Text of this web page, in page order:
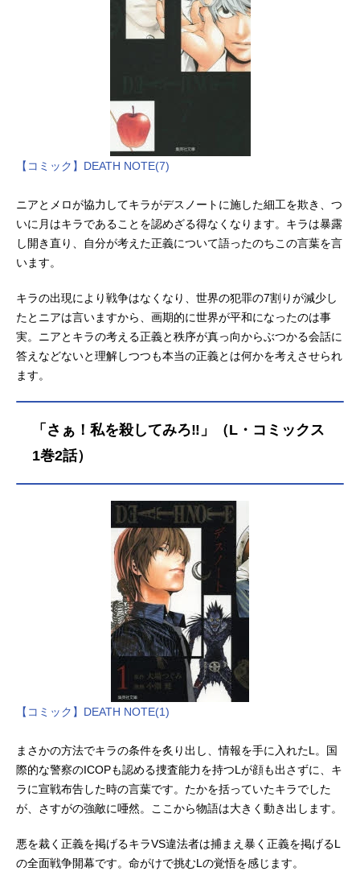
【コミック】DEATH NOTE(7)
ニアとメロが協力してキラがデスノートに施した細工を欺き、つ
いに月はキラであることを認めざる得なくなります。キラは暴露
し開き直り、自分が考えた正義について語ったのちこの言葉を言
います。
キラの出現により戦争はなくなり、世界の犯罪の7割りが減少し
たとニアは言いますから、画期的に世界が平和になったのは事
実。ニアとキラの考える正義と秩序が真っ向からぶつかる会話に
答えなどないと理解しつつも本当の正義とは何かを考えさせられ
ます。
「さぁ！私を殺してみろ‼︎」（L・コミックス
1巻2話）
【コミック】DEATH NOTE(1)
まさかの方法でキラの条件を炙り出し、情報を手に入れたL。国
際的な警察のICOPも認める捜査能力を持つLが顔も出さずに、キ
ラに宣戦布告した時の言葉です。たかを括っていたキラでした
が、さすがの強敵に唖然。ここから物語は大きく動き出します。
悪を裁く正義を掲げるキラVS違法者は捕まえ暴く正義を掲げるL
の全面戦争開幕です。命がけで挑むLの覚悟を感じます。